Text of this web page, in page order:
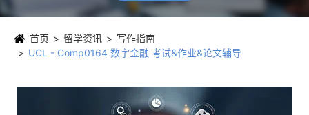
首页 留学资讯
写作指南
UCL - Comp0164 数字金融 考试&作业&论文辅导